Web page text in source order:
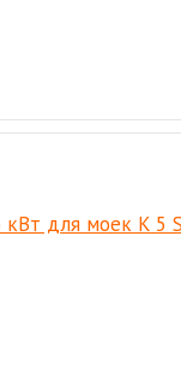
кВт для моек K